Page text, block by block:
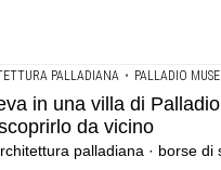
PALLADIANA • PALLADIO
in una villa di
da vicino
palladiana · borse di